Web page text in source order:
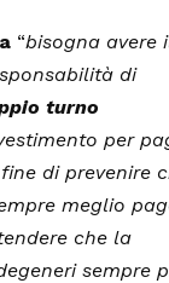
“bisogna avere
di
turno
per
di prevenire
meglio
che la
sempre